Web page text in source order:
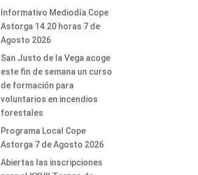
Informativo Mediodía Cope
Astorga 14.20 horas 7 de
Agosto 2026
San Justo de la Vega acoge
este fin de semana un curso
de formación para
voluntarios en incendios
forestales
Programa Local Cope
Astorga 7 de Agosto 2026
Abiertas las inscripciones